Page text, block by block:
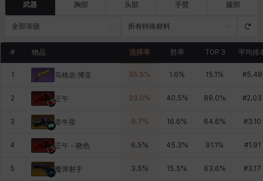
武器 胸部 头部 手臂 腿部
全部等级 所有特殊材料
# 物品 选择率 胜率 TOP 3 平均排
1 马格农·博亚 55.9% 1.6% 15.1 % #5.48
2 正午 23.0% 40.5% 89.0% #2.03
3 牵牛星 9.7% 16.6% 64.6% #3.10
4 正午 - 晓色 6.5% 45.3% 91.1 % #1.91
5 魔弹射手 3.5% 15.5% 63.6% #3.17